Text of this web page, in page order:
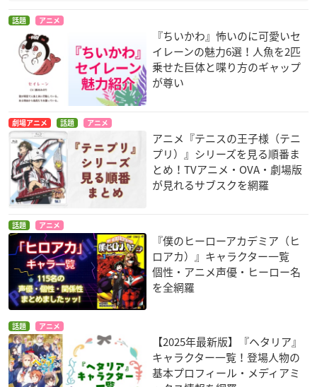
話題 アニメ
『ちいかわ』怖いのに可愛いセ
イレーンの魅力6選！人魚を2匹
乗せた巨体と喋り方のギャップ
が尊い
劇場アニメ 話題 アニメ
アニメ『テニスの王子様（テニ
プリ）』シリーズを見る順番ま
とめ！TVアニメ・OVA・劇場版
が見れるサブスクを網羅
話題 アニメ
『僕のヒーローアカデミア（ヒ
ロアカ）』キャラクター一覧
個性・アニメ声優・ヒーロー名
を全網羅
話題 アニメ
【2025年最新版】『ヘタリア』
キャラクター一覧！登場人物の
基本プロフィール・メディアミ